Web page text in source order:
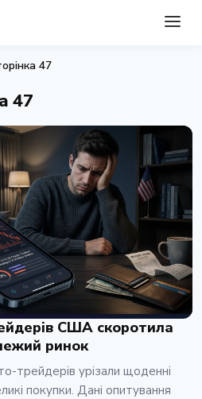
47
47
США скоротила
ринок
трейдерів урізали щоденні
покупки. Дані опитування